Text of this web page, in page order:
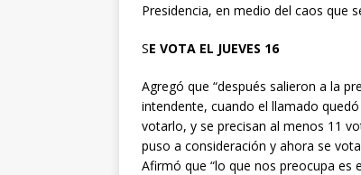
Presidencia, en medio del caos que
SE VOTA EL JUEVES 16
Agregó que “después salieron a la
intendente, cuando el llamado
votarlo, y se precisan al menos 11
puso a consideración y ahora se
Afirmó que “lo que nos preocupa es